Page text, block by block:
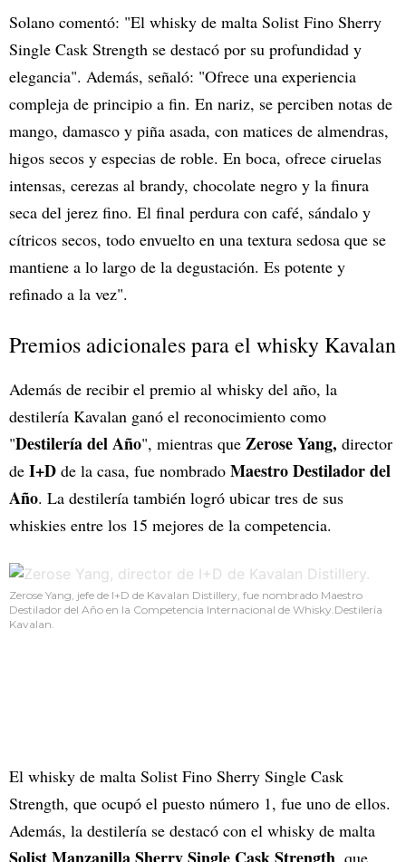
Solano comentó: "El whisky de malta Solist Fino Sherry
Single Cask Strength se destacó por su profundidad y
elegancia". Además, señaló: "Ofrece una experiencia
compleja de principio a fin. En nariz, se perciben notas de
mango, damasco y piña asada, con matices de almendras,
higos secos y especias de roble. En boca, ofrece ciruelas
intensas, cerezas al brandy, chocolate negro y la finura
seca del jerez fino. El final perdura con café, sándalo y
cítricos secos, todo envuelto en una textura sedosa que se
mantiene a lo largo de la degustación. Es potente y
refinado a la vez".
Premios adicionales para el whisky Kavalan
Además de recibir el premio al whisky del año, la
destilería Kavalan ganó el reconocimiento como
"Destilería del Año", mientras que Zerose Yang, director
de I+D de la casa, fue nombrado Maestro Destilador del
Año. La destilería también logró ubicar tres de sus
whiskies entre los 15 mejores de la competencia.
Zerose Yang, jefe de I+D de Kavalan Distillery, fue nombrado Maestro
Destilador del Año en la Competencia Internacional de Whisky.Destilería
Kavalan.
El whisky de malta Solist Fino Sherry Single Cask
Strength, que ocupó el puesto número 1, fue uno de ellos.
Además, la destilería se destacó con el whisky de malta
, que